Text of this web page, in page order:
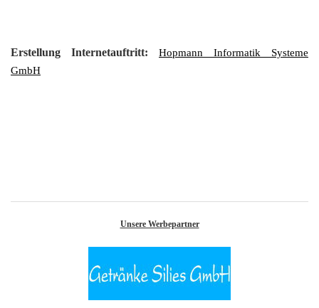
Erstellung Internetauftritt:
Hopmann Informatik Systeme
GmbH
Unsere Werbepartner